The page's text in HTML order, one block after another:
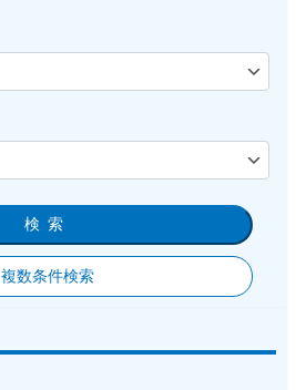
検索
複数条件検索